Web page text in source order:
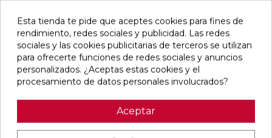
elegancia. Su diseño contemporáneo y nórdico,
mayoritariamente en color blanco, emula el mármol,
aportando un estilo sofisticado y moderno a cualquier
ambiente.
Pensamos que te puede interesar
Esta tienda te pide que aceptes cookies para fines de
rendimiento, redes sociales y publicidad. Las redes
sociales y las cookies publicitarias de terceros se utilizan
para ofrecerte funciones de redes sociales y anuncios
personalizados. ¿Aceptas estas cookies y el
procesamiento de datos personales involucrados?
Aceptar